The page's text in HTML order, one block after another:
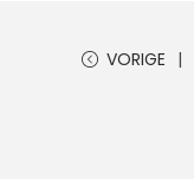
VORIGE